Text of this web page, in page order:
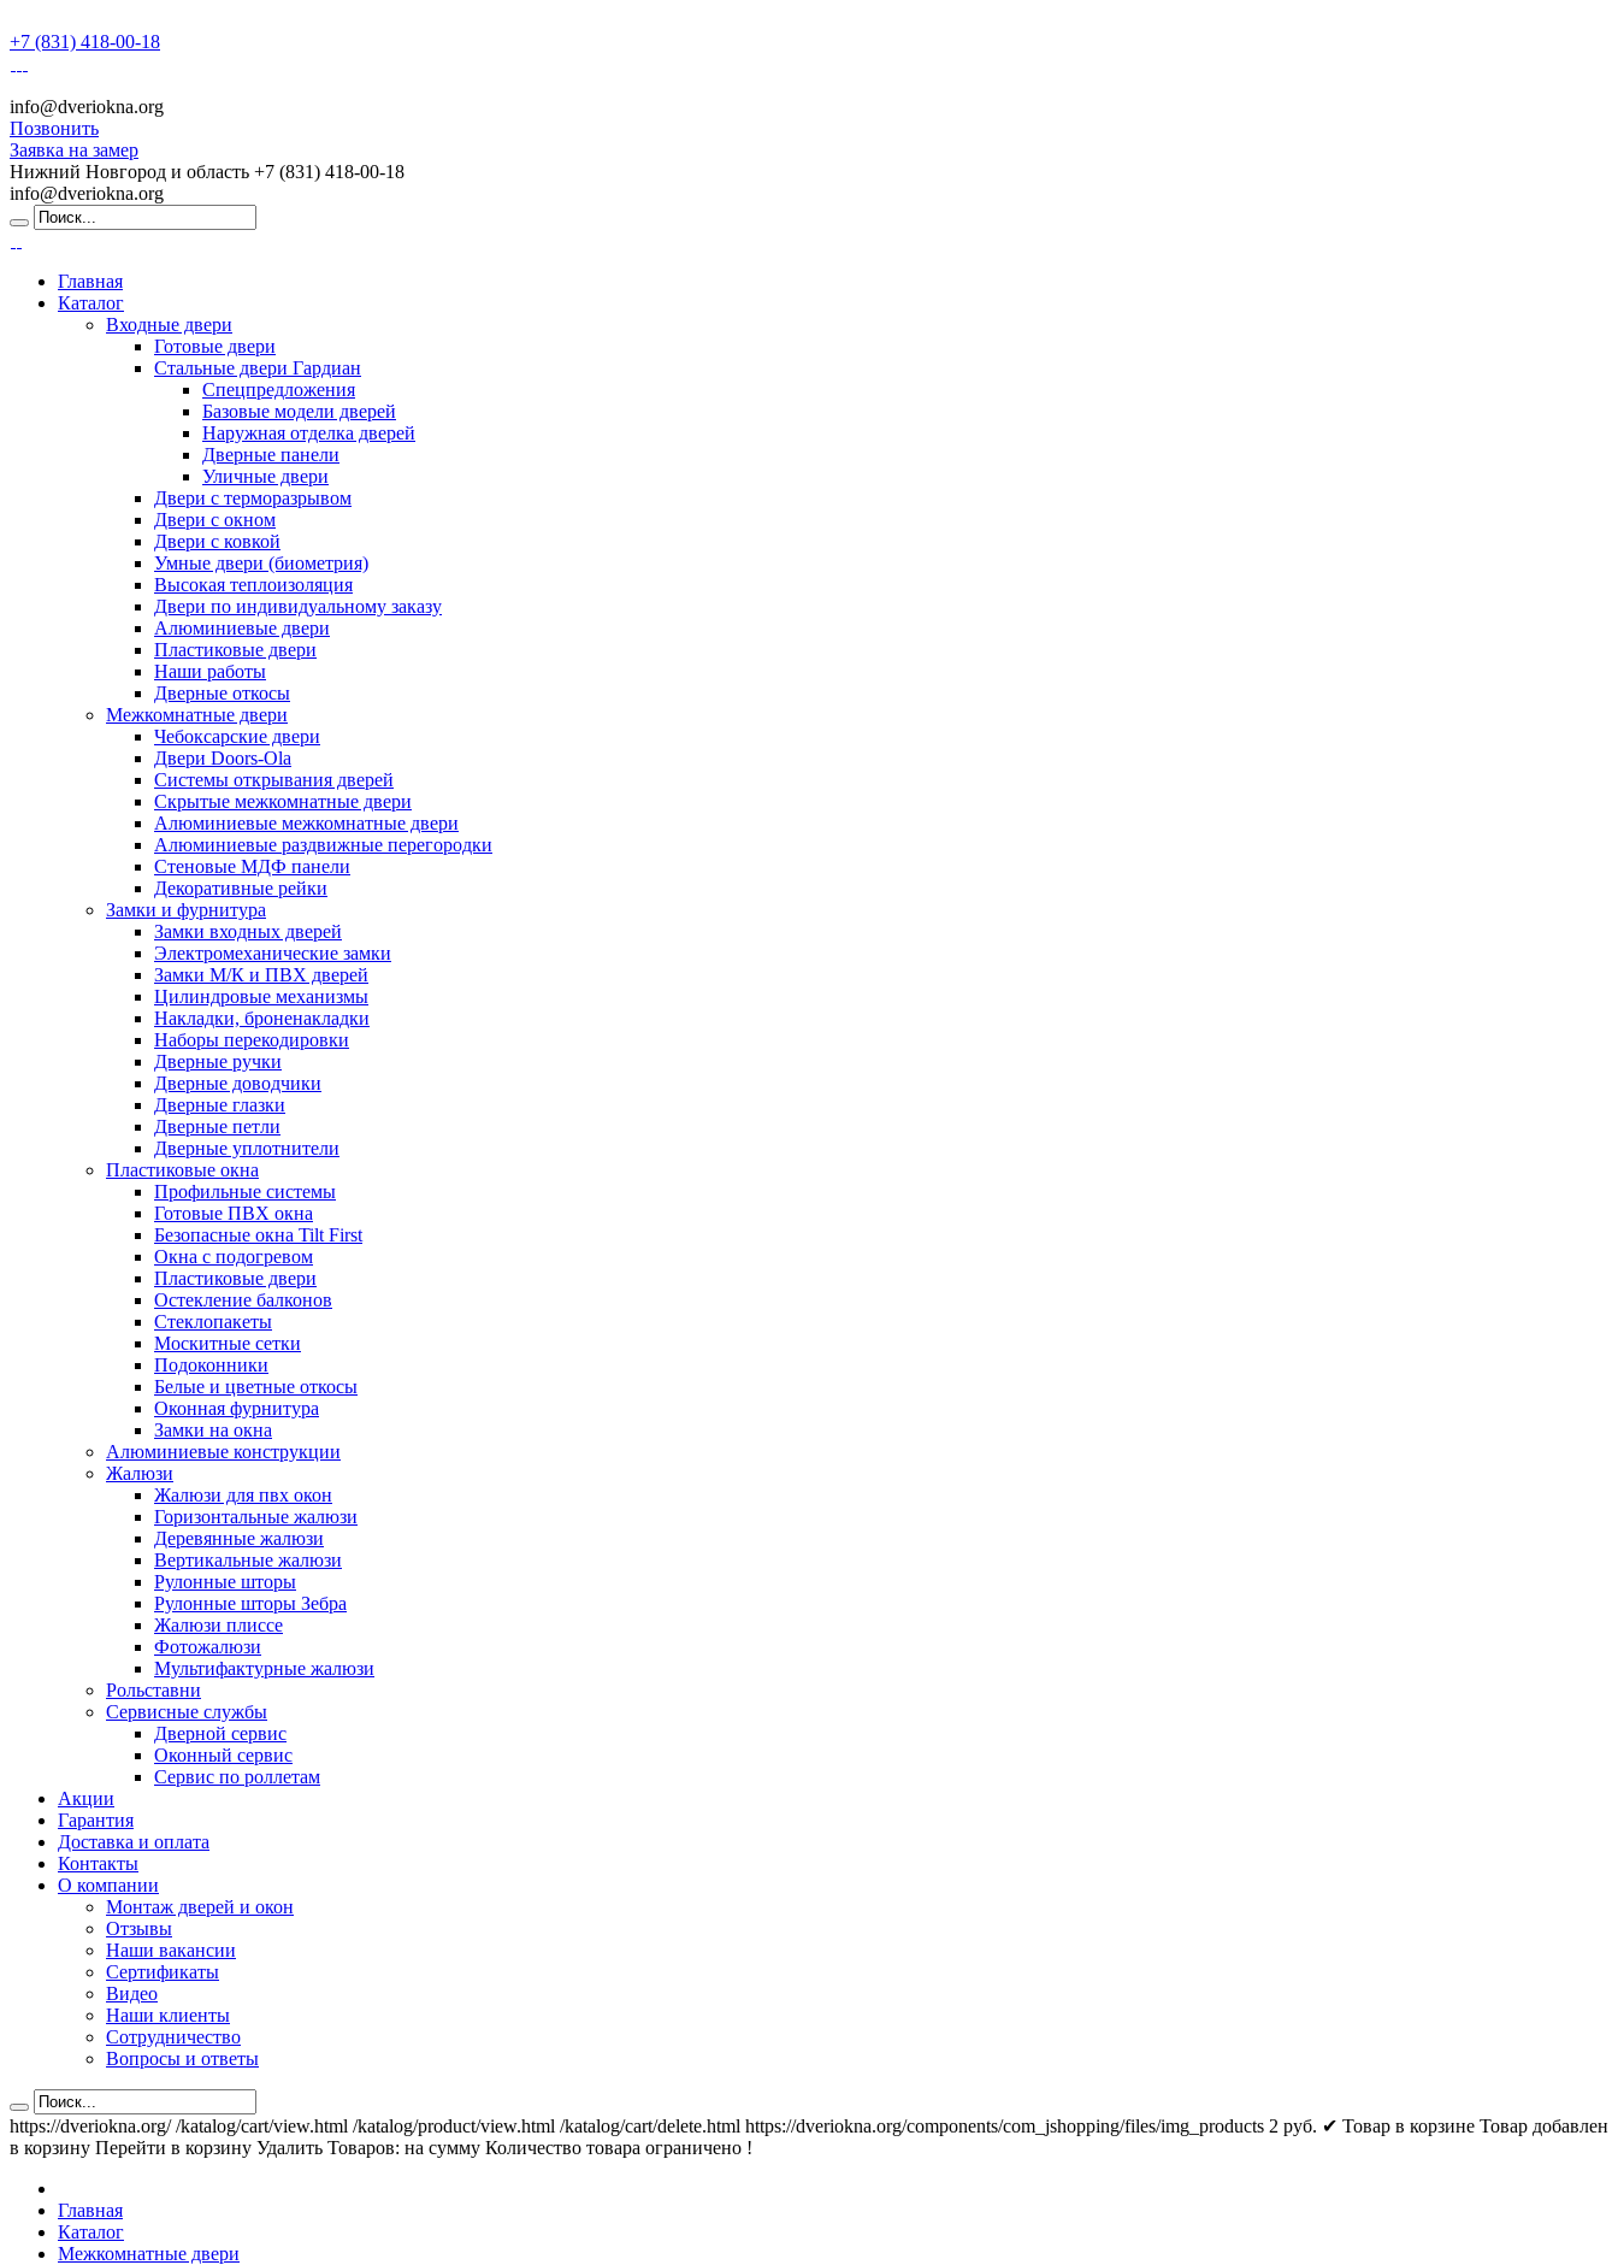
+7 (831) 418-00-18
info@dveriokna.org
Позвонить
Заявка на замер
Нижний Новгород и область +7 (831) 418-00-18
info@dveriokna.org
Главная
Каталог
Входные двери
Готовые двери
Стальные двери Гардиан
Спецпредложения
Базовые модели дверей
Наружная отделка дверей
Дверные панели
Уличные двери
Двери с терморазрывом
Двери с окном
Двери с ковкой
Умные двери (биометрия)
Высокая теплоизоляция
Двери по индивидуальному заказу
Алюминиевые двери
Пластиковые двери
Наши работы
Дверные откосы
Межкомнатные двери
Чебоксарские двери
Двери Doors-Ola
Системы открывания дверей
Скрытые межкомнатные двери
Алюминиевые межкомнатные двери
Алюминиевые раздвижные перегородки
Стеновые МДФ панели
Декоративные рейки
Замки и фурнитура
Замки входных дверей
Электромеханические замки
Замки М/К и ПВХ дверей
Цилиндровые механизмы
Накладки, броненакладки
Наборы перекодировки
Дверные ручки
Дверные доводчики
Дверные глазки
Дверные петли
Дверные уплотнители
Пластиковые окна
Профильные системы
Готовые ПВХ окна
Безопасные окна Tilt First
Окна с подогревом
Пластиковые двери
Остекление балконов
Стеклопакеты
Москитные сетки
Подоконники
Белые и цветные откосы
Оконная фурнитура
Замки на окна
Алюминиевые конструкции
Жалюзи
Жалюзи для пвх окон
Горизонтальные жалюзи
Деревянные жалюзи
Вертикальные жалюзи
Рулонные шторы
Рулонные шторы Зебра
Жалюзи плиссе
Фотожалюзи
Мультифактурные жалюзи
Рольставни
Сервисные службы
Дверной сервис
Оконный сервис
Сервис по роллетам
Акции
Гарантия
Доставка и оплата
Контакты
О компании
Монтаж дверей и окон
Отзывы
Наши вакансии
Сертификаты
Видео
Наши клиенты
Сотрудничество
Вопросы и ответы
https://dveriokna.org/ /katalog/cart/view.html /katalog/product/view.html /katalog/cart/delete.html https://dveriokna.org/components/com_jshopping/files/img_products 2 руб. ✔ Товар в корзине Товар добавлен
в корзину Перейти в корзину Удалить Товаров: на сумму Количество товара ограничено !
Главная
Каталог
Межкомнатные двери